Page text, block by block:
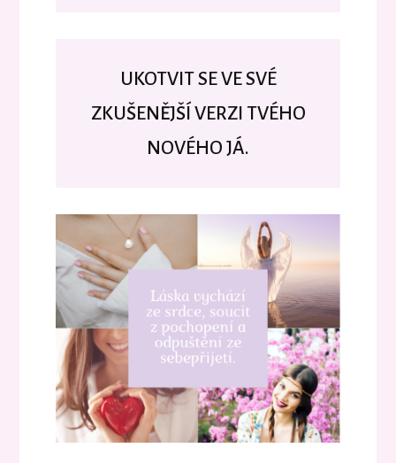
UKOTVIT SE VE SVÉ
ZKUŠENĚJŠÍ VERZI TVÉHO
NOVÉHO JÁ.